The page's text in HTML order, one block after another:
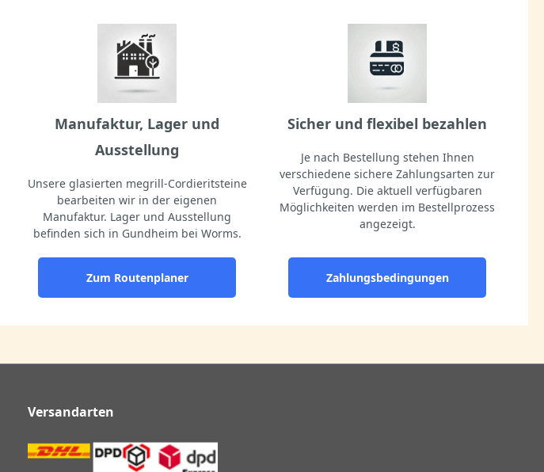
Manufaktur, Lager und
Ausstellung
Unsere glasierten megrill-Cordieritsteine
bearbeiten wir in der eigenen
Manufaktur. Lager und Ausstellung
befinden sich in Gundheim bei Worms.
Zum Routenplaner
Sicher und flexibel bezahlen
Je nach Bestellung stehen Ihnen
verschiedene sichere Zahlungsarten zur
Verfügung. Die aktuell verfügbaren
Möglichkeiten werden im Bestellprozess
angezeigt.
Zahlungsbedingungen
Versandarten